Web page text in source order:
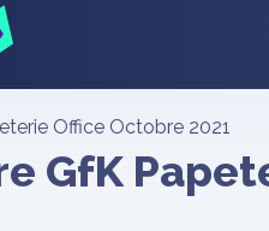
Office Octobre 2021
GfK